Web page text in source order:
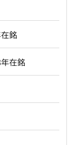
銘
在銘